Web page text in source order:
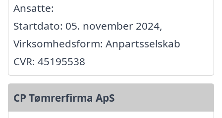
Ansatte:
Startdato: 05. november 2024,
Virksomhedsform: Anpartsselskab
CVR: 45195538
CP Tømrerfirma ApS